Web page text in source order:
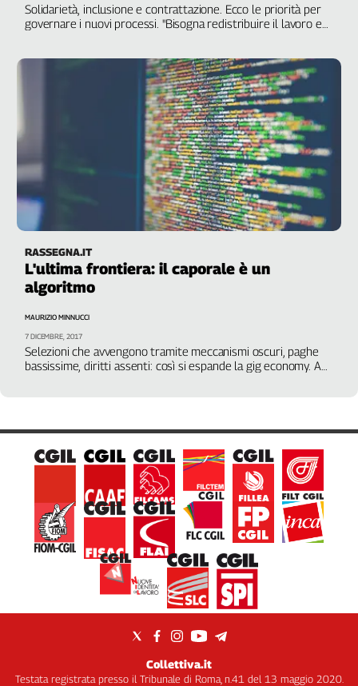
Solidarietà, inclusione e contrattazione. Ecco le priorità per
governare i nuovi processi. "Bisogna redistribuire il lavoro e
RASSEGNA.IT
L'ultima frontiera: il caporale è un
algoritmo
Selezioni che avvengono tramite meccanismi oscuri, paghe
bassissime, diritti assenti: così si espande la gig economy. A
MAURIZIO MINNUCCI
7 DICEMBRE, 2017
Collettiva.it
Testata registrata presso il Tribunale di Roma, n.41 del 13 maggio 2020.